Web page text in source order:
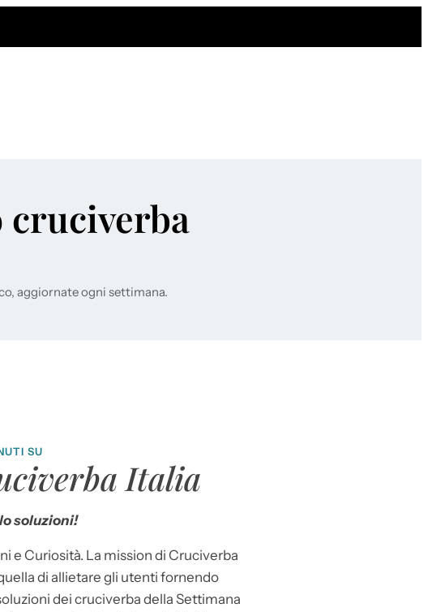
cruciverba
aggiornate ogni settimana.
SU
Italia
soluzioni!
e Curiosità. La mission di Cruciverba
di allietare gli utenti fornendo
dei cruciverba della Settimana